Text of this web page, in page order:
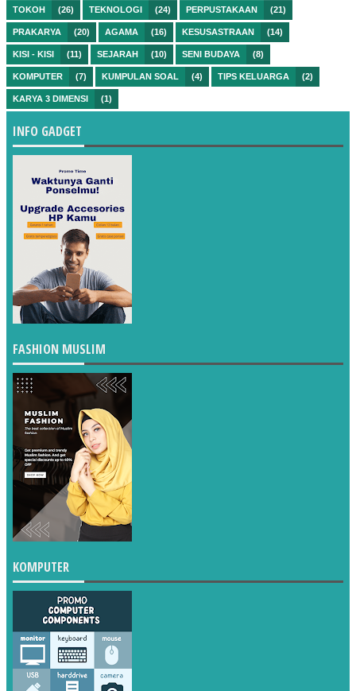
TOKOH (26) TEKNOLOGI (24) PERPUSTAKAAN (21)
PRAKARYA (20) AGAMA (16) KESUSASTRAAN (14)
KISI - KISI (11) SEJARAH (10) SENI BUDAYA (8)
KOMPUTER (7) KUMPULAN SOAL (4) TIPS KELUARGA (2)
KARYA 3 DIMENSI (1)
INFO GADGET
FASHION MUSLIM
KOMPUTER